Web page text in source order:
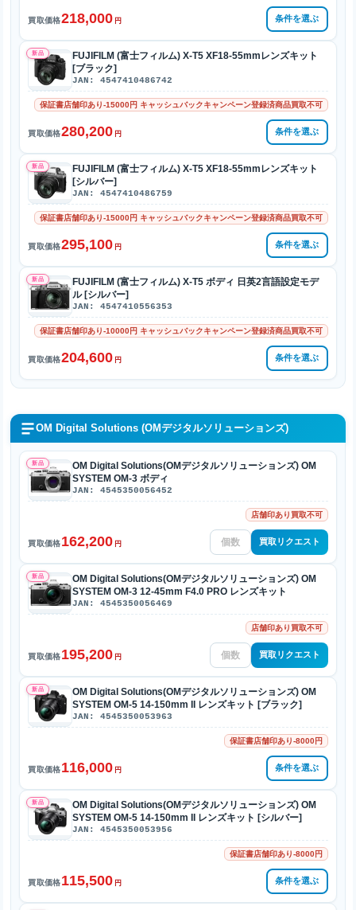
買取価格218,000 円 条件を選ぶ
新品
FUJIFILM (富士フィルム) X-T5 XF18-55mmレンズキット
[ブラック]
JAN: 4547410486742
保証書店舗印あり-15000円 キャッシュバックキャンペーン登録済商品買取不可
買取価格280,200 円 条件を選ぶ
新品
FUJIFILM (富士フィルム) X-T5 XF18-55mmレンズキット
[シルバー]
JAN: 4547410486759
保証書店舗印あり-15000円 キャッシュバックキャンペーン登録済商品買取不可
買取価格295,100 円 条件を選ぶ
新品
FUJIFILM (富士フィルム) X-T5 ボディ 日英2言語設定モデ
ル [シルバー]
JAN: 4547410556353
保証書店舗印あり-10000円 キャッシュバックキャンペーン登録済商品買取不可
買取価格204,600 円 条件を選ぶ
OM Digital Solutions (OMデジタルソリューションズ)
新品
OM Digital Solutions(OMデジタルソリューションズ) OM
SYSTEM OM-3 ボディ
JAN: 4545350056452
店舗印あり買取不可
買取価格162,200 円 買取リクエスト
新品
OM Digital Solutions(OMデジタルソリューションズ) OM
SYSTEM OM-3 12-45mm F4.0 PRO レンズキット
JAN: 4545350056469
店舗印あり買取不可
買取価格195,200 円 買取リクエスト
新品
OM Digital Solutions(OMデジタルソリューションズ) OM
SYSTEM OM-5 14-150mm II レンズキット [ブラック]
JAN: 4545350053963
保証書店舗印あり-8000円
買取価格116,000 円 条件を選ぶ
新品
OM Digital Solutions(OMデジタルソリューションズ) OM
SYSTEM OM-5 14-150mm II レンズキット [シルバー]
JAN: 4545350053956
保証書店舗印あり-8000円
買取価格115,500 円 条件を選ぶ